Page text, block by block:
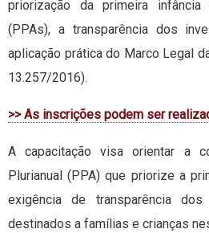
priorização da primeira
(PPAs), a transparência dos
aplicação prática do Marco Legal
13.257/2016).
>> As inscrições podem ser
A capacitação visa orientar a
Plurianual (PPA) que priorize a
exigência de transparência
destinados a famílias e crianças